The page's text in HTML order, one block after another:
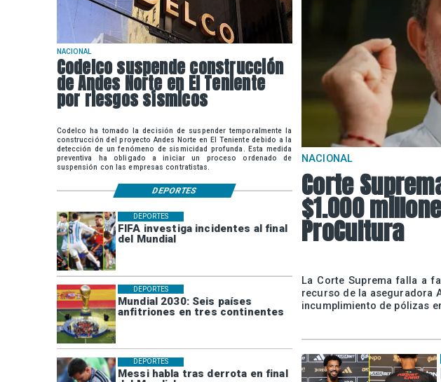
FIFA investiga incidentes al final
del Mundial
DEPORTES
Mundial 2030: Seis países
anfitriones en tres continentes
DEPORTES
Messi habla tras derrota en final
DEPORTES
NACIONAL
Codelco suspende construcción
de Andes Norte en El Teniente
por riesgos sísmicos
Codelco ha tomado la decisión de suspender temporalmente la
construcción del proyecto Andes Norte en El Teniente debido a la
detección de un fenómeno de sismicidad profunda. Esta medida
preventiva ha obligado a iniciar un proceso ordenado de
suspensión con las empresas contratistas.
NACIONAL
Corte
$1.000
ProCultura
La Corte Suprema falla a
recurso de la aseguradora
incumplimiento de pólizas
DEPORTES